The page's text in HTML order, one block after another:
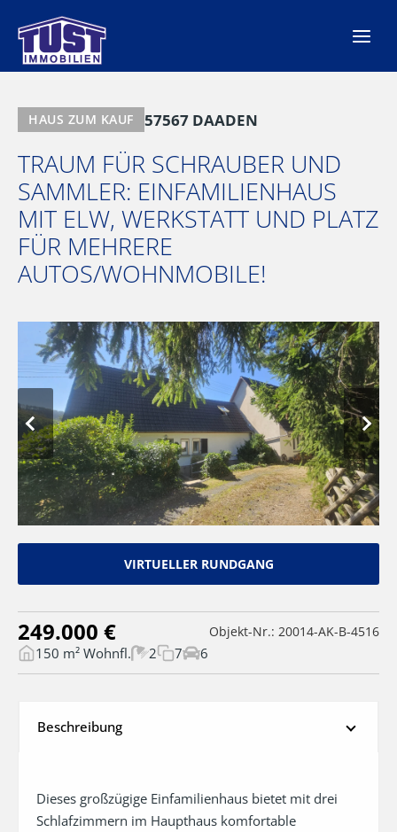
Inhalt
springen
HAUS ZUM KAUF 57567 DAADEN
TRAUM FÜR SCHRAUBER UND
SAMMLER: EINFAMILIENHAUS
MIT ELW, WERKSTATT UND PLATZ
FÜR MEHRERE
AUTOS/WOHNMOBILE!
VIRTUELLER RUNDGANG
249.000 € Objekt-Nr.: 20014-AK-B-4516
150 m² Wohnfl. 2 7 6
Beschreibung
Dieses großzügige Einfamilienhaus bietet mit drei
Schlafzimmern im Haupthaus komfortable